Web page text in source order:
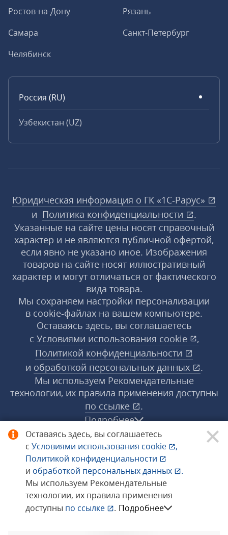
Оставаясь здесь, вы соглашаетесь
с Условиями использования cookie
,
Политикой конфиденциальности
и обработкой персональных данных
.
Мы используем Рекомендательные
технологии, их правила применения
доступны по ссылке . Подробнее
Ростов-на-Дону
Рязань
Самара
Санкт-Петербург
Челябинск
Россия (RU)
Узбекистан (UZ)
Юридическая информация о ГК «1С‑Рарус»
и Политика конфиденциальности
.
Указанные на сайте цены носят справочный
характер и не являются публичной офертой,
если явно не указано иное. Изображения
товаров на сайте носят иллюстративный
характер и могут отличаться от фактического
вида товара.
Мы сохраняем настройки персонализации
в cookie‑файлах на вашем компьютере.
Оставаясь здесь, вы соглашаетесь
с Условиями использования cookie
,
Политикой конфиденциальности
и обработкой персональных данных
.
Мы используем Рекомендательные
технологии, их правила применения доступны
по ссылке
.
Подробнее
© 1998−2026 «1С‑Рарус» ®. Все права
защищены.
Сообщить об ошибке